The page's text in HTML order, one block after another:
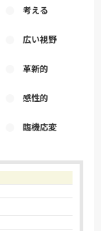
考える
広い視野
革新的
感性的
臨機応変